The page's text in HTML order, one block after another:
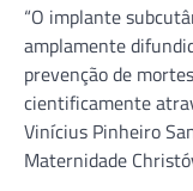
“O implante
amplamente
prevenção de
cientificamente
Vinícius Pinheiro
Maternidade